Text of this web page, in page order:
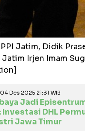
Jatim, Didik
Jatim Irjen Imam
Des 2025 21:31 WIB
Jadi
Investasi DHL
Jawa Timur